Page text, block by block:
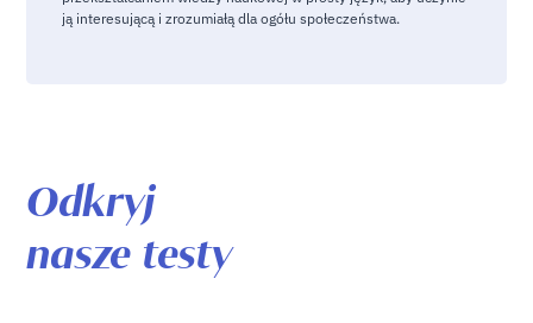
ją interesującą i zrozumiałą dla ogółu społeczeństwa.
Odkryj
nasze testy